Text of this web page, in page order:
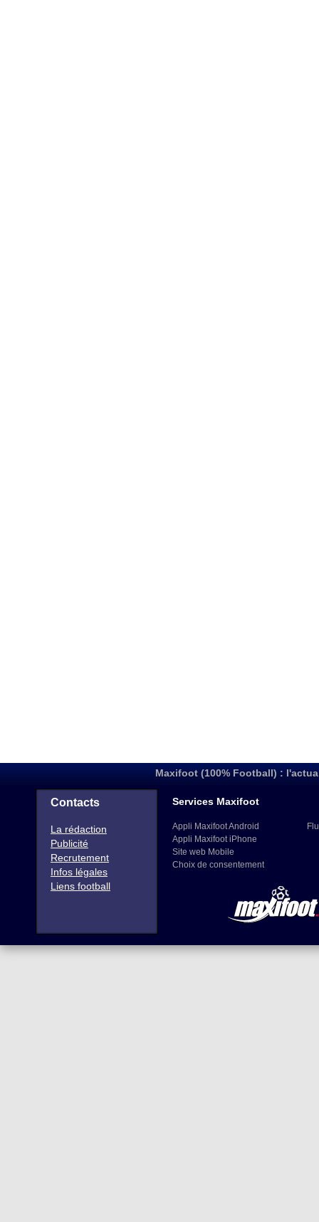
Maxifoot (100% Football) :
Contacts
La rédaction
Publicité
Recrutement
Infos légales
Liens football
Services Maxifoot
Appli Maxifoot Android
Appli Maxifoot iPhone
Site web Mobile
Choix de consentement